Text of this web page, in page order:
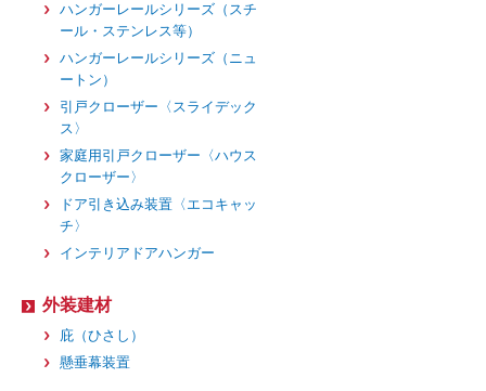
ハンガーレールシリーズ（スチ
ール・ステンレス等）
ハンガーレールシリーズ（ニュ
ートン）
引戸クローザー〈スライデック
ス〉
家庭用引戸クローザー〈ハウス
クローザー〉
ドア引き込み装置〈エコキャッ
チ〉
インテリアドアハンガー
外装建材
庇（ひさし）
懸垂幕装置